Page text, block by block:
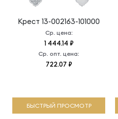
Крест 13-002163-101000
Ср. цена:
1 444.14 ₽
Ср. опт. цена:
722.07 ₽
БЫСТРЫЙ ПРОСМОТР